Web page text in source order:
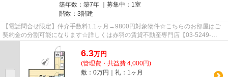
築年数：築7年 ｜募集中： 1室
階数：3階建
【電話問合せ限定】仲介手数料1.1ヶ月→9800円対象物件☆こちらのお部屋はご
契約金の分割可能になります☆詳しくは赤羽の賃貸不動産専門店【03-5249-
4177】VISION赤羽店までご連絡下さい！！
6.3万円
(管理費・共益費 4,000円)
敷：0万円｜礼：1ヶ月